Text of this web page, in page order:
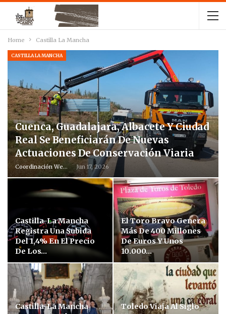
Home Castilla La Mancha
CASTILLA LA MANCHA
Cuenca, Guadalajara, Albacete Y Ciudad
Real Se Beneficiarán De Nuevas
Actuaciones De Conservación Viaria
Coordinación Web Jun 17, 2026
Castilla-La Mancha
Registra Una Subida
Del 1,4% En El Precio
De Los…
El Toro Bravo Genera
Más De 400 Millones
De Euros Y Unos
10.000…
Castilla-La Mancha
Toledo Viaja Al Siglo